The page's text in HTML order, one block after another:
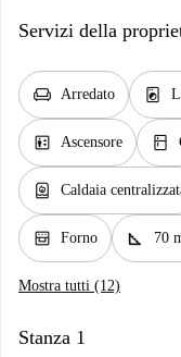
Servizi della
chair Arredato local_laundry_service
elevator Ascensore kitchen
water_heater Caldaia
oven_gen Forno square_foot 70
Mostra tutti (12)
Stanza 1